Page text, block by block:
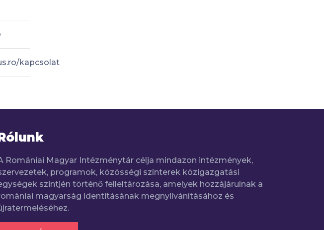
kapcsolat
Romániai Magyar Intézménytár célja mindazon intézmények,
programok, közösségi színterek közigazgatási
szintjén történő felleltározása, amelyek hozzájárulnak a
magyarság identitásának megnyilvánításához és